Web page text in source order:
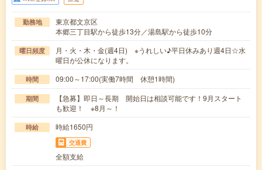
勤務地
東京都文京区
本郷三丁目駅から徒歩13分／湯島駅から徒歩10分
曜日頻度
月・火・木・金(週4日) ※うれしい♪平日休みあり週4日☆水
曜日が公休になります。
時間 09:00～17:00(実働7時間 休憩1時間)
期間
【急募】即日～長期 開始日は相談可能です！9月スタート
も歓迎！ ※8月～！
時給 時給1650円
交通費
全額支給